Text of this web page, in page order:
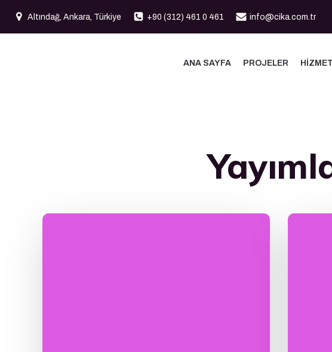
Altındağ, Ankara, Türkiye +90 (312) 461 0 461 info@cika.com.tr
ANA SAYFA PROJELER